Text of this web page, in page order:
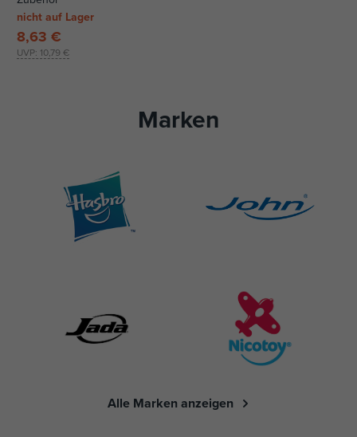
nicht auf Lager
UVP: 10,79 €
8,63 €
Marken
Alle Marken anzeigen